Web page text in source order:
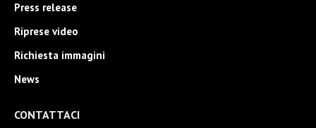
Press release
Riprese video
Richiesta immagini
News
CONTATTACI